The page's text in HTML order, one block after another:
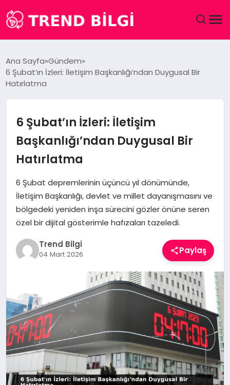
DÜNYA
EKONOMI
MAGAZIN
SAĞLIK
SPOR
TEKNOLOJI
Ana Sayfa Gündem
6 Şubat’ın İzleri: İletişim Başkanlığı’ndan Duygusal Bir
Hatırlatma
6 Şubat’ın İzleri: İletişim
Başkanlığı’ndan Duygusal Bir
Hatırlatma
6 Şubat depremlerinin üçüncü yıl dönümünde,
İletişim Başkanlığı, devlet ve millet dayanışmasını ve
bölgedeki yeniden inşa sürecini gözler önüne seren
özel bir dijital gösterimle hafızaları tazeledi.
Trend Bilgi
04 Mart 2026 Paylaş